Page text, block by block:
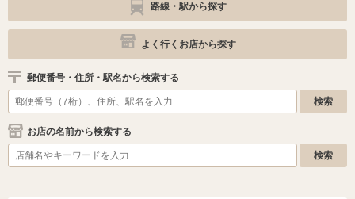
路線・駅から探す
よく行くお店から探す
郵便番号・住所・駅名から検索する
お店の名前から検索する